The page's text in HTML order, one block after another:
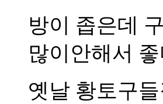
방이 좁은데
많이안해서
옛날 황토구